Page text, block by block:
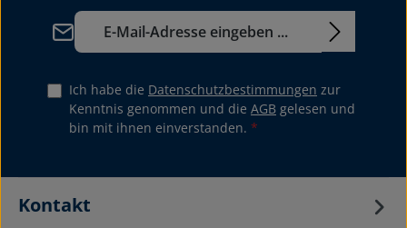
E-Mail-Adresse*
Ich habe die Datenschutzbestimmungen zur
Kenntnis genommen und die AGB gelesen und
bin mit ihnen einverstanden. *
Kontakt